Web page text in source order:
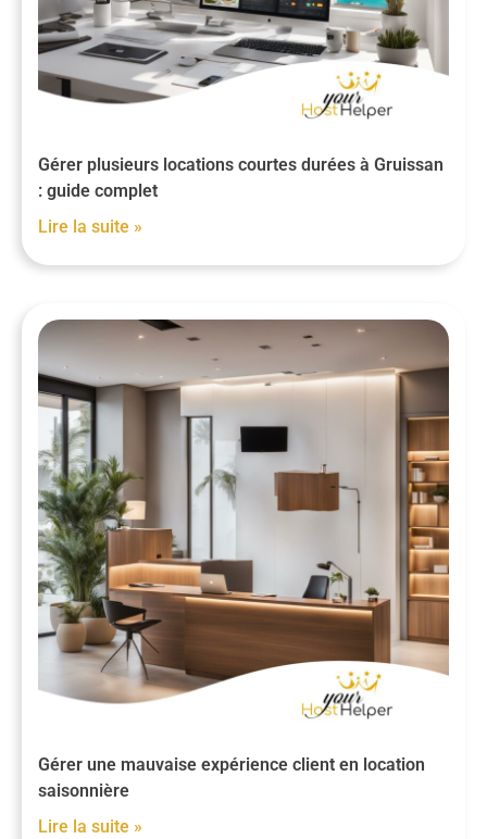
Gérer plusieurs locations courtes durées à Gruissan
: guide complet
Lire la suite »
Gérer une mauvaise expérience client en location
saisonnière
Lire la suite »